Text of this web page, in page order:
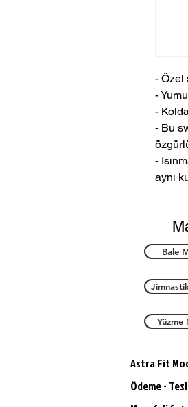
- Özel
-
-
- Bu
-
aynı
Bale
Yüzme
Astra Fit
Ödeme -